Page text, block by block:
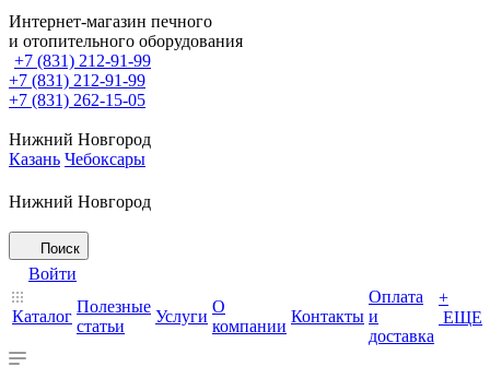
Интернет-магазин печного
и отопительного оборудования
+7 (831) 212-91-99
+7 (831) 212-91-99
+7 (831) 262-15-05
Нижний Новгород
Казань Чебоксары
Нижний Новгород
Поиск
Войти
Каталог
Полезные
статьи
Услуги
О
компании
Контакты
Оплата
и
доставка
+
ЕЩЕ